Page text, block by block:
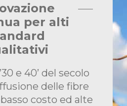
per alti
e 40’ del secolo
delle fibre
costo ed alte